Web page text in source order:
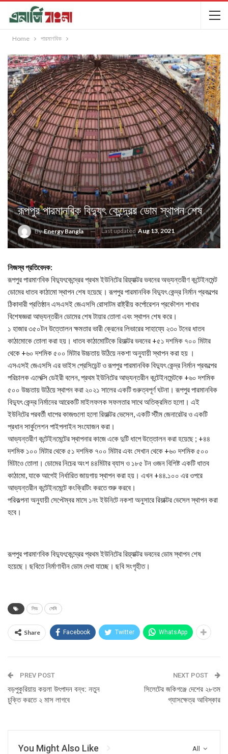
Home পারমাণবিক
রূপপুর পারমানবিক বিদ্যুৎ কেন্দ্রের ডোম স্থাপন শেষ
ByEnergy Bangla Last updatedAug 13, 2021
নিজস্ব প্রতিবেদক:
রূপপুর পারমাণবিক বিদ্যুৎকেন্দ্রের প্রথম ইউনিটের রিয়্যাক্টর ভবনের অভ্যন্তরীণ কন্টেইনমেন্ট
ডোমের ধাতব কাঠামো স্থাপন শেষ হয়েছে। রূপপুর পারমানবিক বিদ্যুৎ কেন্দ্র নির্মান প্রকল্পের
ঠিকাদারী প্রতিষ্ঠান এসএসই জেএসসি রোসাটম রাষ্ট্রীয় কর্পোরেশন প্রকৌশল শাখার
বিশেষজ্ঞরা আভ্যন্তরীন ডোমের শেষ টায়ার তোলা এবং স্থাপন শেষ করে।
১ হাজার ৩৫০টন উত্তোলন ক্ষমতার ভারী ক্রেনের লিভারের সাহায্যে ২৩০ টনের ধাতব
কাঠামোকে তোলা করা হয়। ধাতব কাঠামোটিকে রিয়াক্টর ভবনের +৫১ দশমিক ৭০০ মিটার
থেকে +৬০ দশমিক ৫০০ মিটার উচ্চতায় উঠিয়ে নকশা অনুযায়ী স্থাপন করা হয় ।
এসএসই জেএসসি এর ভাইস প্রেসিডেন্ট ও রূপপুর পারমানবিক বিদ্যুৎ কেন্দ্র নির্মান প্রকল্পের
পরিচালক এলেক্সি ডেইরী বলেন, প্রথম ইউনিটের আভ্যন্তরীন কন্টেইনমেন্টকে +৬০ দশমিক
৫০০ উচ্চতায় উঠিয়ে স্থাপন করা ২০২১ সালের একটি গুরুত্বপূর্ণ ঘটনা। রূপপুর পারমানবিক
বিদ্যুৎ কেন্দ্র নির্মানের আরেকটি মাইলফলক সফলতার সাথে অতিক্রমিত হলো। এই
ইউনিটের পরবর্তী ধাপের কাজগুলো হলো রিয়াক্টর ভেসেল, একটি স্টীম জেনারেটর ও একটি
প্রধান সার্কুলেশন পাইপলাইন সংযোজন করা।
আভ্যন্তরীণ কন্টেইনমেন্টের স্থাপনার কাজে একে দুটি ধাপে উত্তোলন করা হয়েছে ; +৪৪
দশমিক ১০০ মিটার থেকে ৫১ দশমিক ৭০০ মিটার এবং সেখান থেকে +৬০ দশমিক ৫০০
মিটাওে তোলা। ডোমের নিচের অংশ ৪৪মিটার ব্যাস ও ১৮৫ টন ওজন বিশিষ্ট একটি ধাতব
কাঠামো, যাকে আগেই নির্ধারিত জায়গায় স্থাপন করা হয়। এখন +৪৪.১০০ এর ওপরে
আভ্যন্তরীন কন্টেইনমেন্টে কংক্রিটিং করতে শুরু করবে।
পরিকল্পনা অনুযায়ী সেপ্টেম্বর মাসে ১নং ইউনিটে নকশা অনুসারে রিয়াক্টর ভেসেল স্থাপন করা
হবে।
রূপপুর পারমাণবিক বিদ্যুৎকেন্দ্রের প্রথম ইউনিটের রিয়্যাক্টর ভবনের ডোম স্থাপন শেষ
হয়েছে। ছবিতে নির্মাণাধীন ডোম দেখা যাচ্ছে। ছবি সংগৃহীত।
লিড সেমি
Share Facebook Twitter WhatsApp
PREV POST
বড়পুকুরিয়ায় কয়লা উৎপাদন বন্ধ: নতুন
চুক্তি করতে ২ মাস লাগবে
NEXT POST
সিলেটের জকিগঞ্জে দেশের ২৮তম
গ্যাসক্ষেত্র আবিস্কার
All
You Might Also Like